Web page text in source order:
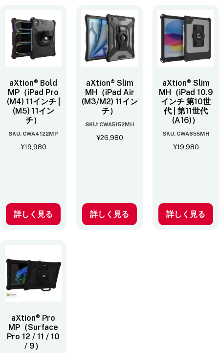
aXtion® Bold
MP（iPad Pro
(M4) 11インチ |
(M5) 11イン
チ）
SKU: CWA4122MP
¥19,980
詳しく見る
aXtion® Slim
MH（iPad Air
(M3/M2) 11イン
チ）
SKU: CWA5152MH
¥26,980
詳しく見る
aXtion® Slim
MH（iPad 10.9
インチ 第10世
代 | 第11世代
(A16)）
SKU: CWA655MH
¥19,980
詳しく見る
aXtion® Pro
MP（Surface
Pro 12 / 11 / 10
/ 9）